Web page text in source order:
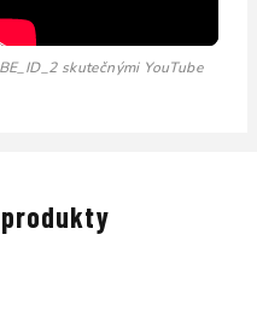
skutečnými YouTube